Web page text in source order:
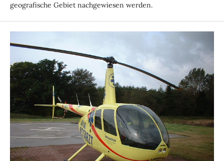
geografische Gebiet nachgewiesen werden.